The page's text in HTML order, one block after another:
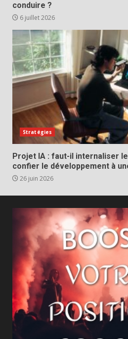
conduire ?
6 juillet 2026
Stratégies
Projet IA : faut-il internaliser
confier le développement à
26 juin 2026